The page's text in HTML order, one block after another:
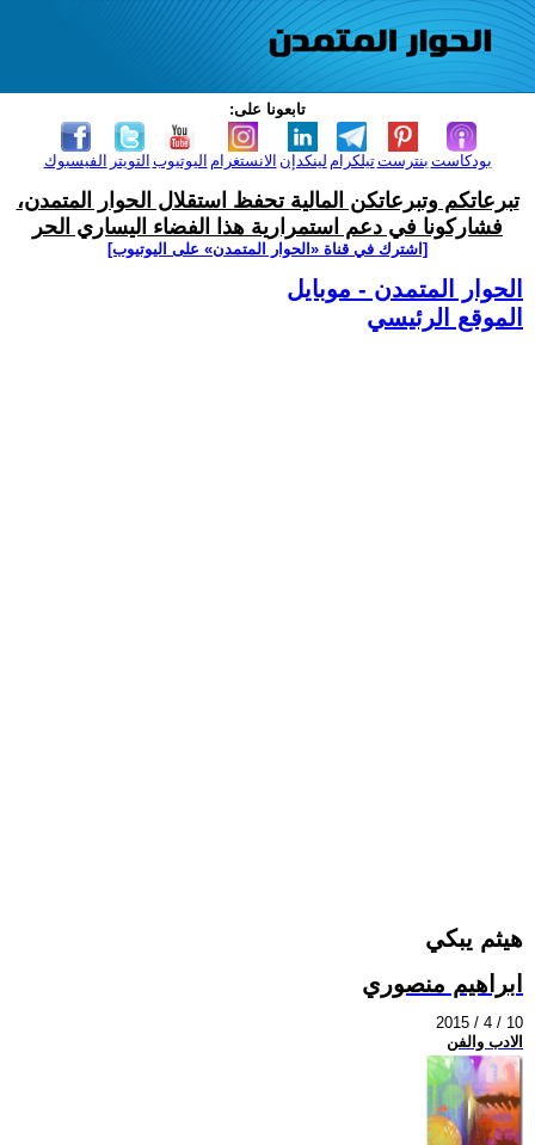
تابعونا على:
الفيسبوك التويتر اليوتيوب الانستغرام لينكدإن تيلكرامبنترست بودكاست
تبرعاتكم وتبرعاتكن المالية تحفظ استقلال الحوار المتمدن،
فشاركونا في دعم استمرارية هذا الفضاء اليساري الحر
[اشترك في قناة ‫«الحوار المتمدن» على اليوتيوب]
الحوار المتمدن - موبايل
الموقع الرئيسي
هيثم يبكي
ابراهيم منصوري
2015 / 4 / 10
الادب والفن